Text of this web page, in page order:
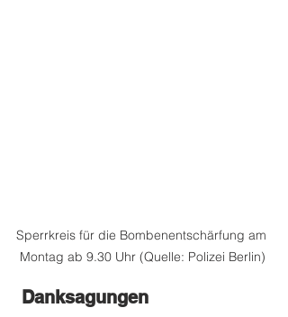
Sperrkreis für die Bombenentschärfung am
Montag ab 9.30 Uhr (Quelle: Polizei Berlin)
Danksagungen